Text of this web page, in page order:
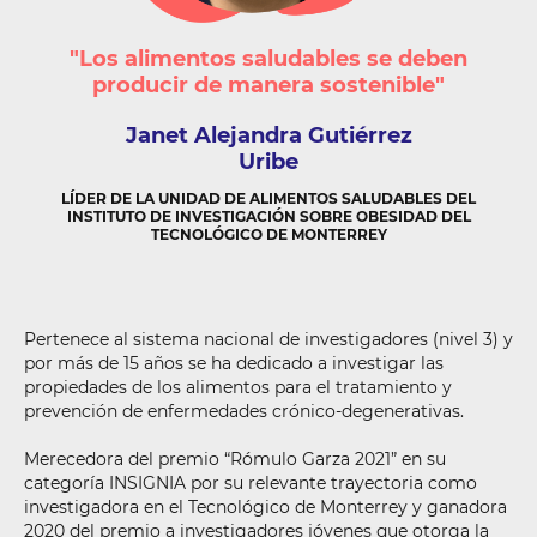
"Los alimentos saludables se deben
producir de manera sostenible"
Janet Alejandra Gutiérrez
Uribe
LÍDER DE LA UNIDAD DE ALIMENTOS SALUDABLES DEL
INSTITUTO DE INVESTIGACIÓN SOBRE OBESIDAD DEL
TECNOLÓGICO DE MONTERREY
Pertenece al sistema nacional de investigadores (nivel 3) y
por más de 15 años se ha dedicado a investigar las
propiedades de los alimentos para el tratamiento y
prevención de enfermedades crónico-degenerativas.
Merecedora del premio “Rómulo Garza 2021” en su
categoría INSIGNIA por su relevante trayectoria como
investigadora en el Tecnológico de Monterrey y ganadora
2020 del premio a investigadores jóvenes que otorga la